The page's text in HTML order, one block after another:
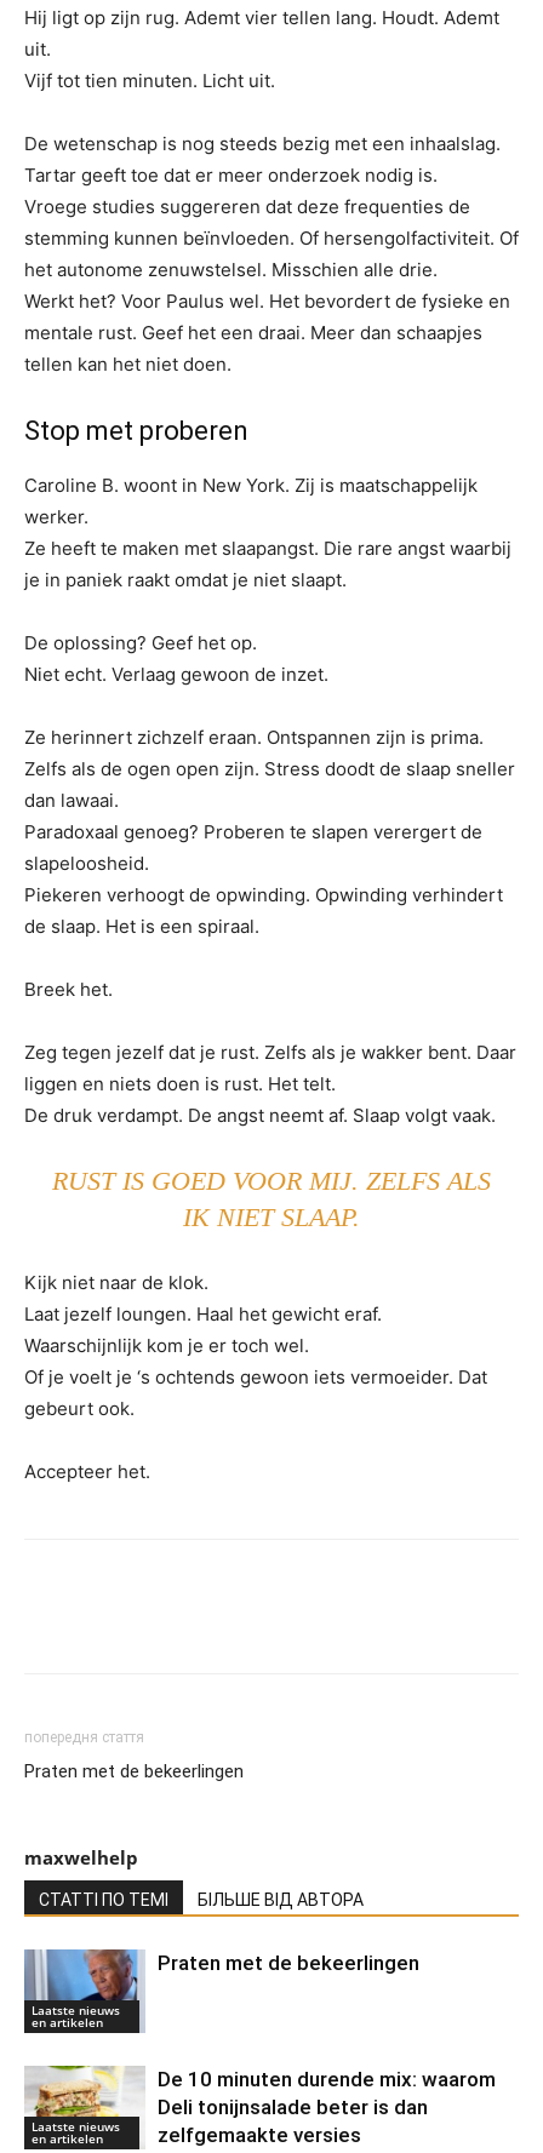
Hij ligt op zijn rug. Ademt vier tellen lang. Houdt. Ademt
uit.
Vijf tot tien minuten. Licht uit.
De wetenschap is nog steeds bezig met een inhaalslag.
Tartar geeft toe dat er meer onderzoek nodig is.
Vroege studies suggereren dat deze frequenties de
stemming kunnen beïnvloeden. Of hersengolfactiviteit. Of
het autonome zenuwstelsel. Misschien alle drie.
Werkt het? Voor Paulus wel. Het bevordert de fysieke en
mentale rust. Geef het een draai. Meer dan schaapjes
tellen kan het niet doen.
Stop met proberen
Caroline B. woont in New York. Zij is maatschappelijk
werker.
Ze heeft te maken met slaapangst. Die rare angst waarbij
je in paniek raakt omdat je niet slaapt.
De oplossing? Geef het op.
Niet echt. Verlaag gewoon de inzet.
Ze herinnert zichzelf eraan. Ontspannen zijn is prima.
Zelfs als de ogen open zijn. Stress doodt de slaap sneller
dan lawaai.
Paradoxaal genoeg? Proberen te slapen verergert de
slapeloosheid.
Piekeren verhoogt de opwinding. Opwinding verhindert
de slaap. Het is een spiraal.
Breek het.
Zeg tegen jezelf dat je rust. Zelfs als je wakker bent. Daar
liggen en niets doen is rust. Het telt.
De druk verdampt. De angst neemt af. Slaap volgt vaak.
RUST IS GOED VOOR MIJ. ZELFS ALS
IK NIET SLAAP.
Kijk niet naar de klok.
Laat jezelf loungen. Haal het gewicht eraf.
Waarschijnlijk kom je er toch wel.
Of je voelt je ‘s ochtends gewoon iets vermoeider. Dat
gebeurt ook.
Accepteer het.
попередня стаття
Praten met de bekeerlingen
maxwelhelp
СТАТТІ ПО ТЕМІ БІЛЬШЕ ВІД АВТОРА
Laatste nieuws
en artikelen
Praten met de bekeerlingen
Laatste nieuws
en artikelen
De 10 minuten durende mix: waarom
Deli tonijnsalade beter is dan
zelfgemaakte versies